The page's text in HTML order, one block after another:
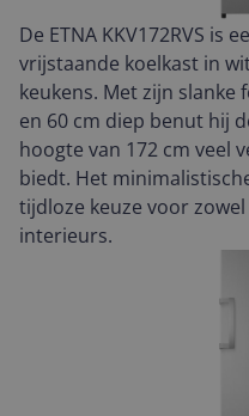
De ETNA KKV172RVS is
vrijstaande koelkast in
keukens. Met zijn
en 60 cm diep benut hij
hoogte van 172 cm veel
biedt. Het
tijdloze keuze voor
interieurs.